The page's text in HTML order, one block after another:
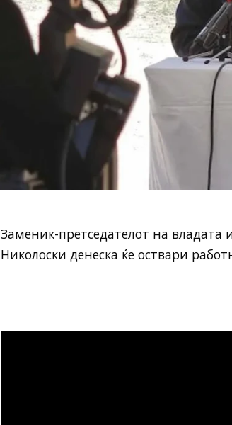
Заменик-претседателот на владата
Николоски денеска ќе оствари